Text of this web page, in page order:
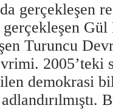
gerçekleşen
gerçekleşen
Turuncu
2005’teki
demokrasi